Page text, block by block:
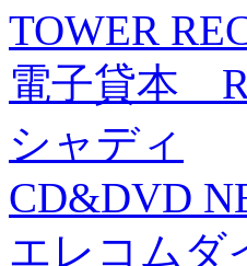
TOWER
電子貸本
シャディ
CD&DVD
エレコムダ